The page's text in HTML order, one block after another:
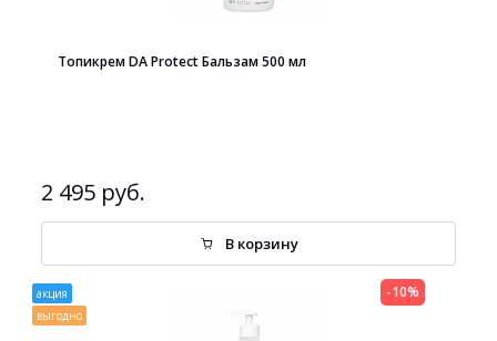
Топикрем DA Protect Бальзам 500 мл
2 495 руб.
В корзину
акция
выгодно
-10%